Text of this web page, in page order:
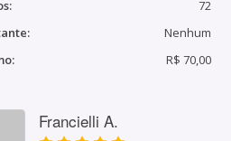
72
Nenhum
R$ 70,00
Francielli A.